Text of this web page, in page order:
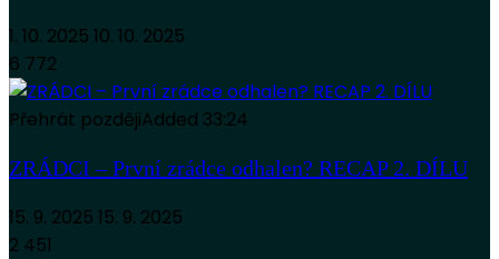
1. 10. 2025 10. 10. 2025
6 772
Přehrát pozdějiAdded 33:24
ZRÁDCI – První zrádce odhalen? RECAP 2. DÍLU
15. 9. 2025 15. 9. 2025
2 451